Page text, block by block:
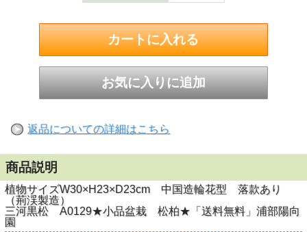
返品についての詳細はこちら
商品説明
植物サイズW30×H23×D23cm 中国造輪花型 落款あり
（荊渓製造）
三河黒松 A0129★小品盆栽 松柏★「送料無料」浦部陽向
園